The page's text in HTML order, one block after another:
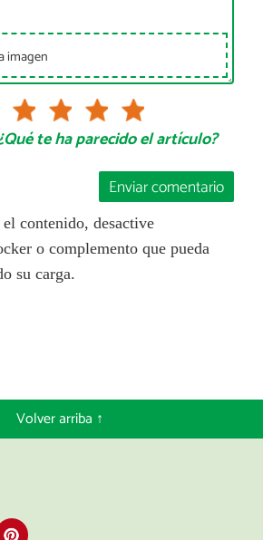
imagen
te ha parecido el artículo?
Enviar comentario
contenido, desactive
o complemento que pueda
su carga.
Volver arriba ↑